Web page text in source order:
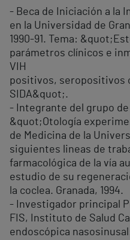
- Beca de Iniciación a la
en la Universidad de
1990-91. Tema:
parámetros clínicos e
VIH
positivos, seropositivos
SIDA&quot;.
- Integrante del grupo
&quot;Otología
de Medicina de la
siguientes lineas de
farmacológica de la vía
estudio de su
la coclea. Granada, 1994.
- Investigador principal
FIS, Instituto de Salud
endoscópica